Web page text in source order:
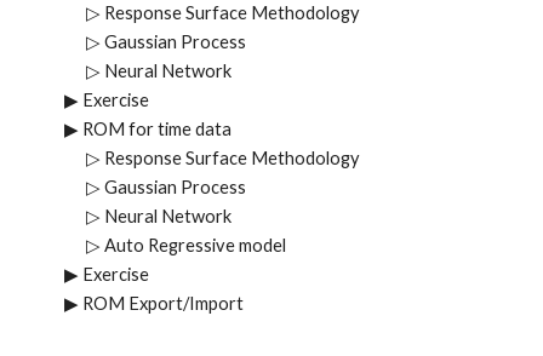
▷ Response Surface Methodology
▷Gaussian Process
▷ Neural Network
▶ Exercise
▶ ROM for time data
▷ Response Surface Methodology
▷ Gaussian Process
▷ Neural Network
▷ Auto Regressive model
▶ Exercise
▶ ROM Export/Import